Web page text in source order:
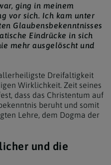
ging in meinem
vor sich. Ich kam unter
Glaubensbekenntnisses
Eindrücke in sich
mehr ausgelöscht und
Dreifaltigkeit
Wirklichkeit. Zeit seines
dass das Christentum auf
beruht und somit
Lehre, dem Dogma der
und die